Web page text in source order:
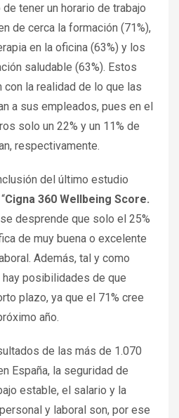
tener un horario de trabajo
de cerca la formación (71%),
en la oficina (63%) y los
saludable (63%). Estos
la realidad de lo que las
a sus empleados, pues en el
solo un 22% y un 11% de
respectivamente.
del último estudio
Cigna 360 Wellbeing Score.
se desprende que solo el 25%
de muy buena o excelente
Además, tal y como
posibilidades de que
plazo, ya que el 71% cree
año.
de las más de 1.070
España, la seguridad de
estable, el salario y la
y laboral son, por ese